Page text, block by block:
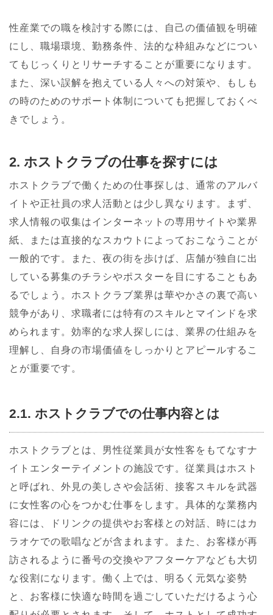
性産業での職を検討する際には、自己の価値観を明確
にし、職場環境、勤務条件、法的な枠組みなどについ
てもじっくりとリサーチすることが重要になります。
また、深い誤解を抱えている人々への対策や、もしも
の時のためのサポート体制についても把握しておくべ
きでしょう。
2. ホストクラブの仕事を探すには
ホストクラブで働くための仕事探しは、通常のアルバ
イトや正社員の求人活動とは少し異なります。まず、
求人情報の収集はインターネットの専用サイトや業界
紙、または直接的なスカウトによっておこなうことが
一般的です。また、夜の街を歩けば、店舗が独自に出
している募集のチラシやポスターを目にすることもあ
るでしょう。ホストクラブ業界は華やかさの裏で高い
競争があり、求職者には特有のスキルとマインドを求
められます。効率的な求人探しには、業界の仕組みを
理解し、自身の市場価値をしっかりとアピールするこ
とが重要です。
2.1. ホストクラブでの仕事内容とは
ホストクラブとは、男性従業員が女性客をもてなすナ
イトエンターテイメントの施設です。従業員はホスト
と呼ばれ、外見の美しさや会話術、接客スキルを武器
に女性客の心をつかむ仕事をします。具体的な業務内
容には、ドリンクの提供やお客様との対話、時にはカ
ラオケでの歌唱などが含まれます。また、お客様が再
訪されるように番号の交換やアフターケアなども大切
な役割になります。働く上では、明るく元気な姿勢
と、お客様に快適な時間を過ごしていただけるよう心